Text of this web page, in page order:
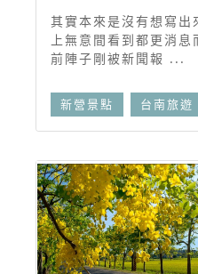
其實本來是沒有想寫出
上無意間看到都更消
前陣子剛被新聞報 ...
新營景點 台南旅遊